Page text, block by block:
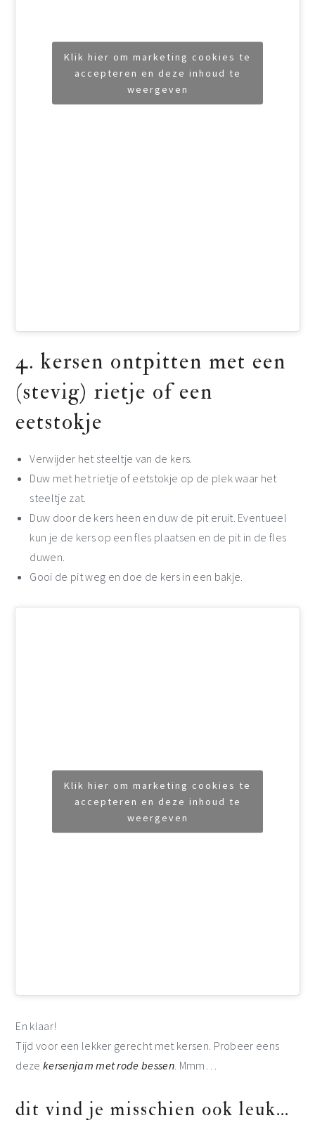
Klik hier om marketing cookies te
accepteren en deze inhoud te
weergeven
4. kersen ontpitten met een
(stevig) rietje of een
eetstokje
Verwijder het steeltje van de kers.
Duw met het rietje of eetstokje op de plek waar het
steeltje zat.
Duw door de kers heen en duw de pit eruit. Eventueel
kun je de kers op een fles plaatsen en de pit in de fles
duwen.
Gooi de pit weg en doe de kers in een bakje.
Klik hier om marketing cookies te
accepteren en deze inhoud te
weergeven
En klaar!
Tijd voor een lekker gerecht met kersen. Probeer eens
deze kersenjam met rode bessen. Mmm…
dit vind je misschien ook leuk…